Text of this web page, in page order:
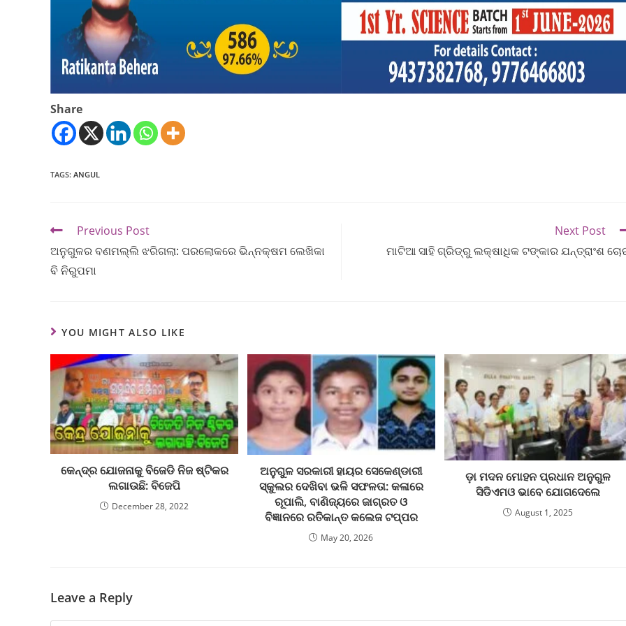
Share
TAGS: ANGUL
Previous Post
ଅନୁଗୁଳର ବଣମଲ୍ଲି ଝରିଗଲା: ପରଲୋକରେ ଭିନ୍ନକ୍ଷମ ଲେଖିକା
ବି ନିରୁପମା
Next Post
ମାଟିଆ ସାହି ଗ୍ରିଡ୍‌ରୁ ଲକ୍ଷାଧିକ ଟଙ୍କାର ଯନ୍ତ୍ରାଂଶ
YOU MIGHT ALSO LIKE
କେନ୍ଦ୍ର ଯୋଜନାକୁ ବିଜେଡି ନିଜ ଷ୍ଟିକର
ଲଗାଉଛି: ବିଜେପି
December 28, 2022
ଅନୁଗୁଳ ସରକାରୀ ହାୟର ସେକେଣ୍ଡାରୀ
ସ୍କୁଲର ଦେଖିବା ଭଳି ସଫଳତା: କଳାରେ
ରୂପାଲି, ବାଣିଜ୍ୟରେ ଜାଗ୍ରତ ଓ
ବିଜ୍ଞାନରେ ରତିକାନ୍ତ କଲେଜ ଟପ୍ପର
May 20, 2026
ଡ଼ା ମଦନ ମୋହନ ପ୍ରଧାନ ଅନୁଗୁଳ
ସିଡିଏମଓ ଭାବେ ଯୋଗଦେଲେ
August 1, 2025
Leave a Reply